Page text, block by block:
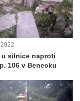
u silnice naproti
106 v Benecku